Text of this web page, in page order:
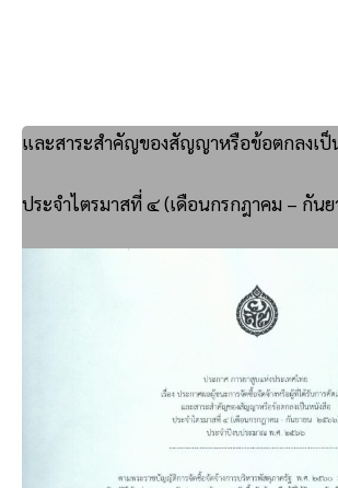
และสาระสำคัญของสัญญาหรือข้อตกลงเป็
ประจำไตรมาสที่ ๔ (เดือนกรกฎาคม – กั